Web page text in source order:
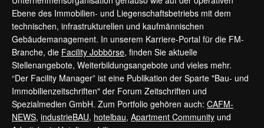
Ebene des Immobilien- und Liegenschaftsbetriebs mit dem
technischen, infrastrukturellen und kaufmännischen
Gebäudemanagement. In unserem Karriere-Portal für die FM-
Branche, die Facility Jobbörse, finden Sie aktuelle
Stellenangebote, Weiterbildungsangebote und vieles mehr.
“Der Facility Manager” ist eine Publikation der Sparte "Bau- und
Immobilienzeitschriften" der Forum Zeitschriften und
Spezialmedien GmbH. Zum Portfolio gehören auch: CAFM-
NEWS, industrieBAU, hotelbau, Apartment Community und